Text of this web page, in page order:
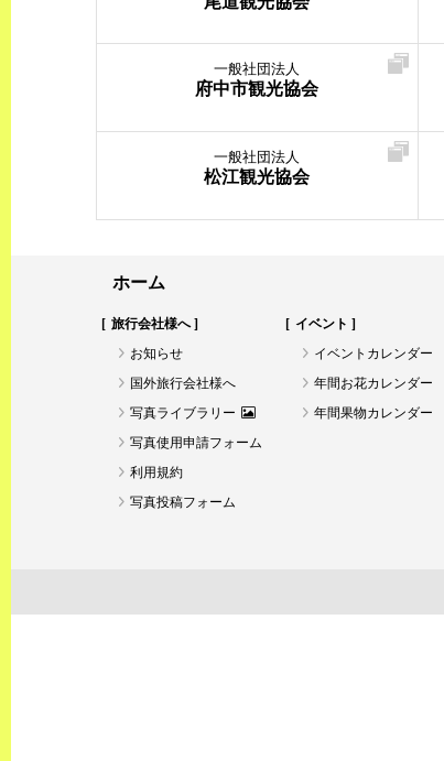
一般社団法人
府中市観光協会
一般社団法人
松江観光協会
ホーム
旅行会社様へ
お知らせ
国外旅行会社様へ
写真ライブラリー
写真使用申請フォーム
利用規約
写真投稿フォーム
イベント
イベントカレンダー
年間お花カレンダー
年間果物カレンダー